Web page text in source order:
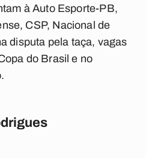
à Auto Esporte-PB,
CSP, Nacional de
disputa pela taça, vagas
do Brasil e no